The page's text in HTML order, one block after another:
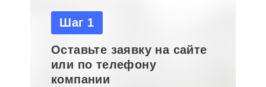
Шаг 1
Оставьте заявку на сайте
или по телефону
компании